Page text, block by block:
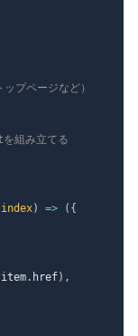
プページなど）
組み立てる
index) => ( {
item. href) ,